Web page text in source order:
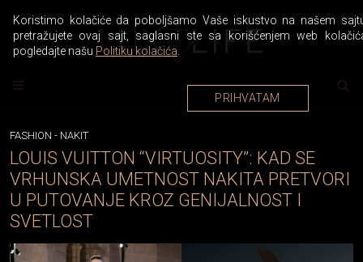
FASHION - NAKIT
LOUIS VUITTON “VIRTUOSITY”: KAD SE
VRHUNSKA UMETNOST NAKITA PRETVORI
U PUTOVANJE KROZ GENIJALNOST I
SVETLOST
Koristimo kolačiće da poboljšamo Vaše iskustvo na našem
pretražujete ovaj sajt, saglasni ste sa korišćenjem web
pogledajte našu Politiku kolačića
PRIHVATAM